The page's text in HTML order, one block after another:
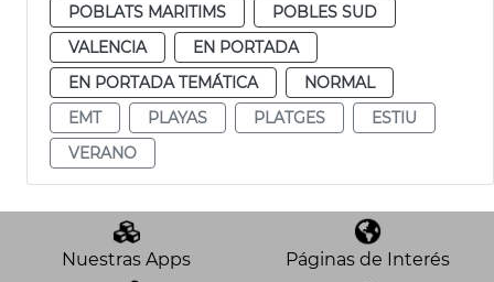
POBLATS MARITIMS
POBLES SUD
VALENCIA
EN PORTADA
EN PORTADA TEMÁTICA
NORMAL
EMT
PLAYAS PLATGES
ESTIU
VERANO
Nuestras Apps Páginas de Interés